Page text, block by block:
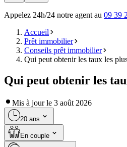
Appelez 24h/24 notre agent au 09 39
Accueil
Prêt immobilier
Conseils prêt immobilier
Qui peut obtenir les taux les
Qui peut obtenir les
Mis à jour le 3 août 2026
20 ans
En couple